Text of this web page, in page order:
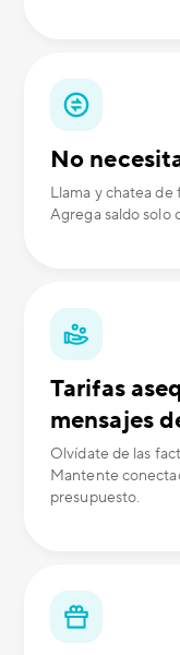
No
Llama y chatea
Agrega saldo solo
Tarifas
mensajes
Olvídate de las
Mantente
presupuesto.